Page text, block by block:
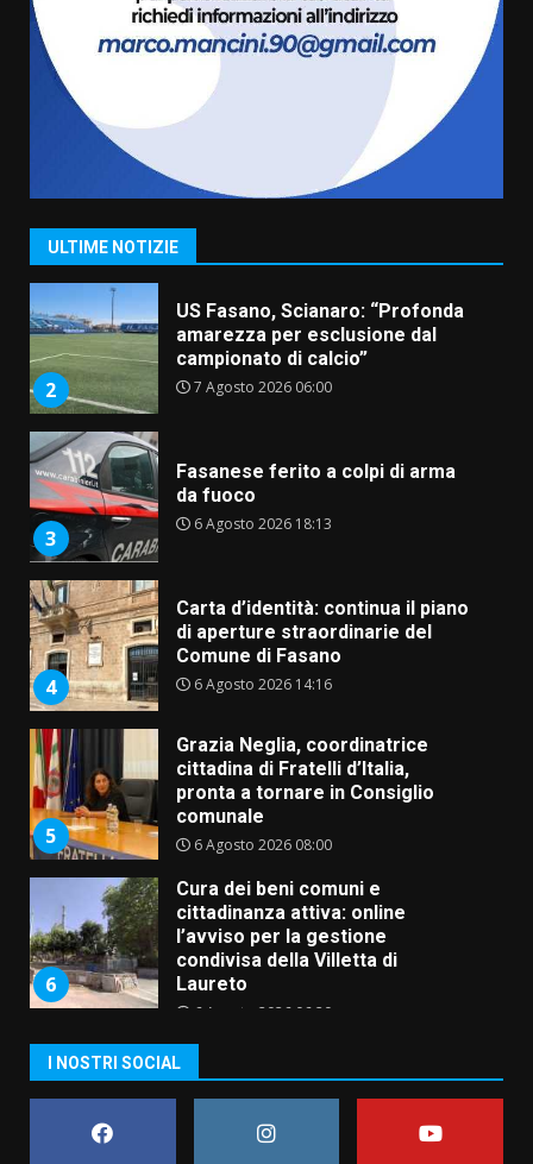
ULTIME NOTIZIE
La magia del Minareto e la prima
assoluta de “L’Albergo
Belvedere. Il rapimento”
6 Agosto 2026 06:15
1
“I Contestatori: Musica di
Rivoluzione”: nuovo
appuntamento con “Fasano in
2
US Fasano, Scianaro: “Profonda
amarezza per esclusione dal
campionato di calcio”
7 Agosto 2026 06:00
3
Fasanese ferito a colpi di arma
da fuoco
6 Agosto 2026 18:13
4
Carta d’identità: continua il piano
di aperture straordinarie del
Comune di Fasano
6 Agosto 2026 14:16
5
Grazia Neglia, coordinatrice
cittadina di Fratelli d’Italia,
pronta a tornare in Consiglio
comunale
6 Agosto 2026 08:00
6
Cura dei beni comuni e
cittadinanza attiva: online
l’avviso per la gestione
condivisa della Villetta di
Laureto
6 Agosto 2026 06:20
assoluta de “L’Albergo
Belvedere. Il rapimento”
6 Agosto 2026 06:15
I NOSTRI SOCIAL